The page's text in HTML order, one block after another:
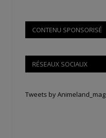
CONTENU SPONSORISÉ
RÉSEAUX SOCIAUX
Tweets by Animeland_mag